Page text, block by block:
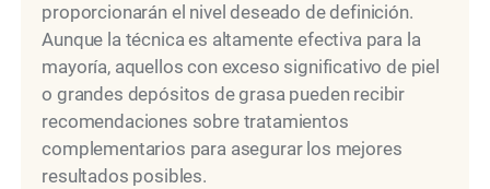
proporcionarán el nivel deseado de definición.
Aunque la técnica es altamente efectiva para la
mayoría, aquellos con exceso significativo de piel
o grandes depósitos de grasa pueden recibir
recomendaciones sobre tratamientos
complementarios para asegurar los mejores
resultados posibles.